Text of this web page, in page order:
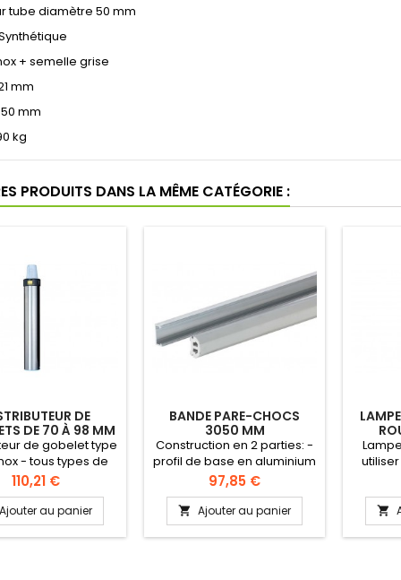
tube diamètre 50 mm
+ semelle grise
mm
mm
kg
PRODUITS DANS LA MÊME CATÉGORIE :
DE
DE 70 À 98 MM
AU CHOIX
de gobelet type
- tous types de
Distribution par le
à l'aide d'un ressort.
murale. Membrane
en fonction du type
de gobelet.
Prix
110,21 €
Ajouter au panier
BANDE PARE-CHOCS
3050 MM
Construction en 2 parties: -
profil de base en aluminium
- bande en caoutchouc gris
à clipser sur le profil de
base. Système simple et
durable pour usages
intensifs.
Prix
97,85 €
 Ajouter au panier 